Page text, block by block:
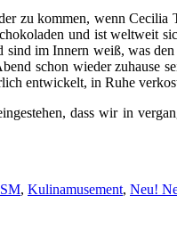
zu kommen, wenn
und ist weltweit
im Innern weiß, was
schon wieder zuhause
entwickelt, in Ruhe
dass wir in
, Kulinamusement, Neu!